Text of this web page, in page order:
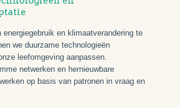
energiegebruik en klimaatverandering te
we duurzame technologieën
leefomgeving aanpassen.
netwerken en hernieuwbare
op basis van patronen in vraag en